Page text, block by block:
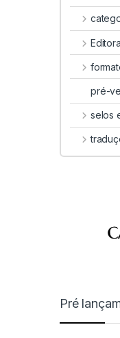
Editora
pré-
selos
Pré